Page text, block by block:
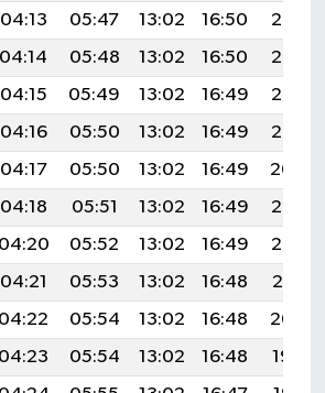
04:13 05:47 13:02 16:50
20:07
04:14 05:48 13:02 16:50
20:07
04:15 05:49 13:02 16:49
20:06
04:16 05:50 13:02 16:49
20:05
04:17 05:50 13:02 16:49
20:04
04:18 05:51 13:02 16:49
20:03
04:20 05:52 13:02 16:49
20:02
04:21 05:53 13:02 16:48
20:01
04:22 05:54 13:02 16:48
20:00
04:23 05:54 13:02 16:48
19:59